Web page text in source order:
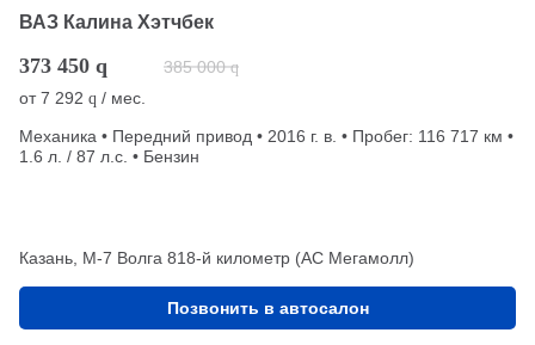
ВАЗ Калина Хэтчбек
373 450 q 385 000 q
от7 292 q / мес.
Механика • Передний привод • 2016 г. в. • Пробег: 116 717 км •
1.6 л. / 87 л.с. • Бензин
Казань, М-7 Волга 818-й километр (АС Мегамолл)
Позвонить в автосалон